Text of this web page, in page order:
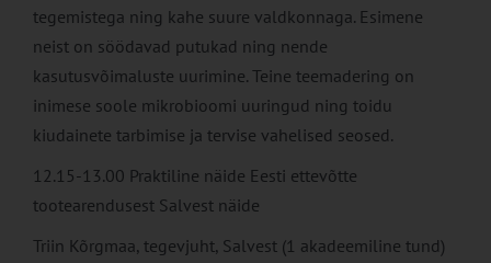
tegemistega ning kahe suure valdkonnaga. Esimene
neist on söödavad putukad ning nende
kasutusvõimaluste uurimine. Teine teemadering on
inimese soole mikrobioomi uuringud ning toidu
kiudainete tarbimise ja tervise vahelised seosed.
12.15-13.00 Praktiline näide Eesti ettevõtte
tootearendusest Salvest näide
Triin Kõrgmaa, tegevjuht, Salvest (1 akadeemiline tund)